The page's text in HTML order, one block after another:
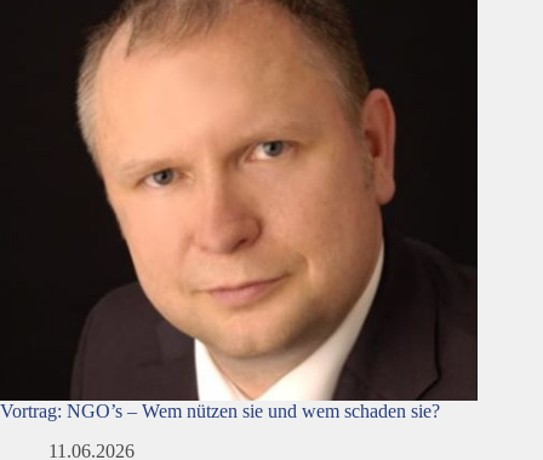
Vortrag: NGO’s – Wem nützen sie und wem schaden sie?
11.06.2026